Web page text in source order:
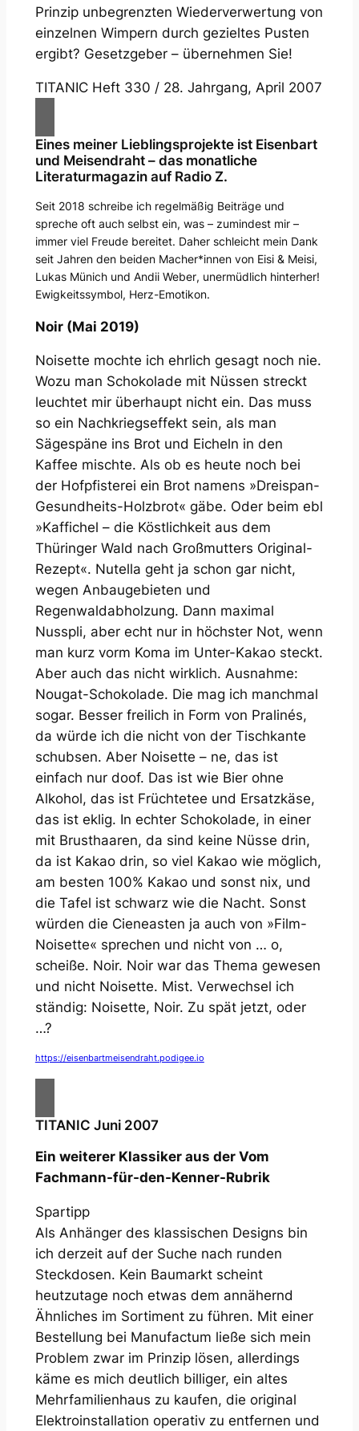
Prinzip unbegrenzten Wiederverwertung von
einzelnen Wimpern durch gezieltes Pusten
ergibt? Gesetzgeber – übernehmen Sie!
TITANIC Heft 330 / 28. Jahrgang, April 2007
Eines meiner Lieblingsprojekte ist Eisenbart
und Meisendraht – das monatliche
Literaturmagazin auf Radio Z.
Seit 2018 schreibe ich regelmäßig Beiträge und
spreche oft auch selbst ein, was – zumindest mir –
immer viel Freude bereitet. Daher schleicht mein Dank
seit Jahren den beiden Macher*innen von Eisi & Meisi,
Lukas Münichund Andii Weber, unermüdlich hinterher!
Ewigkeitssymbol, Herz-Emotikon.
Noir (Mai 2019)
Noisette mochte ich ehrlich gesagt noch nie.
Wozu man Schokolade mit Nüssen streckt
leuchtet mir überhaupt nicht ein. Das muss
so ein Nachkriegseffekt sein, als man
Sägespäne ins Brot und Eicheln in den
Kaffee mischte. Als ob es heute noch bei
der Hofpfisterei ein Brot namens »Dreispan-
Gesundheits-Holzbrot« gäbe. Oder beim ebl
»Kaffichel – die Köstlichkeit aus dem
Thüringer Wald nach Großmutters Original-
Rezept«. Nutella geht ja schon gar nicht,
wegen Anbaugebieten und
Regenwaldabholzung. Dann maximal
Nusspli, aber echt nur in höchster Not, wenn
man kurz vorm Koma im Unter-Kakao steckt.
Aber auch das nicht wirklich. Ausnahme:
Nougat-Schokolade. Die mag ich manchmal
sogar. Besser freilich in Form von Pralinés,
da würde ich die nicht von der Tischkante
schubsen. Aber Noisette – ne, das ist
einfach nur doof. Das ist wie Bier ohne
Alkohol, das ist Früchtetee und Ersatzkäse,
das ist eklig. In echter Schokolade, in einer
mit Brusthaaren, da sind keine Nüsse drin,
da ist Kakao drin, so viel Kakao wie möglich,
am besten 100% Kakao und sonst nix, und
die Tafel ist schwarz wie die Nacht. Sonst
würden die Cieneasten ja auch von »Film-
Noisette« sprechen und nicht von … o,
scheiße. Noir. Noir war das Thema gewesen
und nicht Noisette. Mist. Verwechsel ich
ständig: Noisette, Noir. Zu spät jetzt, oder
…?
https://eisenbartmeisendraht.podigee.io
TITANIC Juni 2007
Ein weiterer Klassiker aus der Vom
Fachmann-für-den-Kenner-Rubrik
Spartipp
Als Anhänger des klassischen Designs bin
ich derzeit auf der Suche nach runden
Steckdosen. Kein Baumarkt scheint
heutzutage noch etwas dem annähernd
Ähnliches im Sortiment zu führen. Mit einer
Bestellung bei Manufactum ließe sich mein
Problem zwar im Prinzip lösen, allerdings
käme es mich deutlich billiger, ein altes
Mehrfamilienhaus zu kaufen, die original
Elektroinstallation operativ zu entfernen und